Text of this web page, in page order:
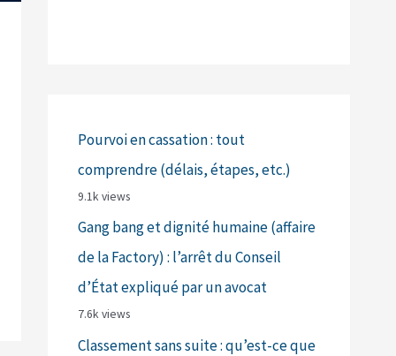
Pourvoi en cassation : tout
comprendre (délais, étapes, etc.)
9.1k views
Gang bang et dignité humaine (affaire
de la Factory) : l’arrêt du Conseil
d’État expliqué par un avocat
7.6k views
Classement sans suite : qu’est-ce que